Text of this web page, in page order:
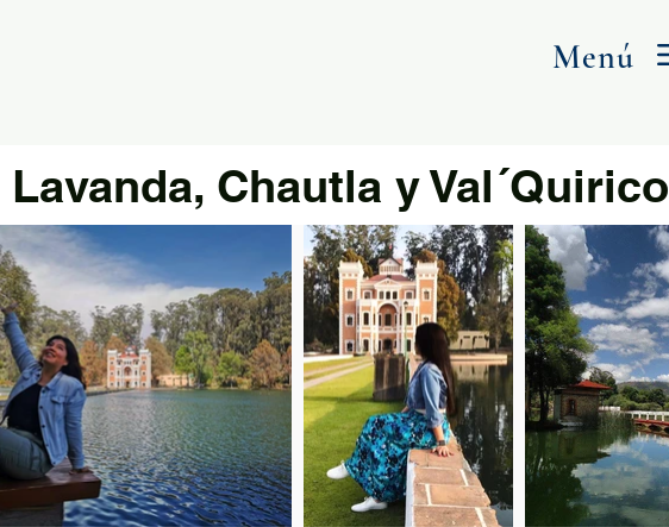
Menu
Menú
Chautla y Val´Quirico